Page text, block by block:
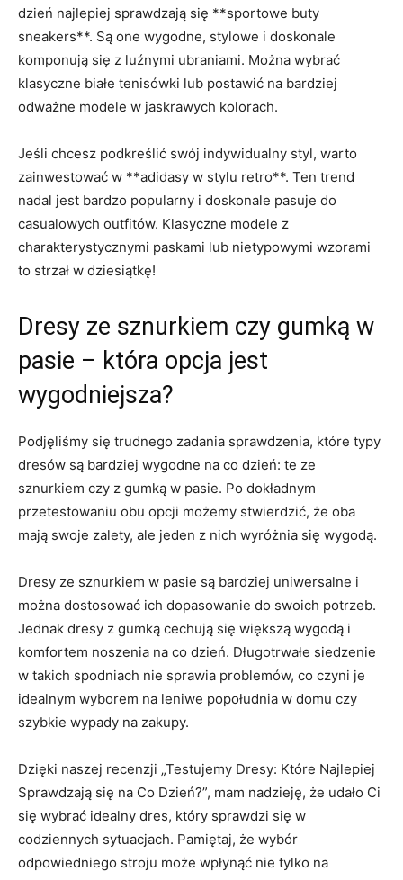
dzień najlepiej sprawdzają się **sportowe buty‍
sneakers**. Są ‍one wygodne, stylowe i doskonale⁤
komponują ‌się z ‌luźnymi ubraniami. Można wybrać
klasyczne‍ białe‍ tenisówki⁢ lub⁣ postawić na bardziej
odważne modele⁢ w jaskrawych⁢ kolorach.
Jeśli⁣ chcesz podkreślić swój indywidualny ​styl, warto
zainwestować w **adidasy w stylu retro**. Ten trend
nadal ​jest bardzo popularny i doskonale pasuje do
casualowych outfitów. Klasyczne modele z
charakterystycznymi paskami lub nietypowymi wzorami
‍to‌ strzał w dziesiątkę!
Dresy ze sznurkiem⁤ czy ⁤gumką w
⁤pasie ⁢– która opcja jest
wygodniejsza?
Podjęliśmy się⁤ trudnego⁢ zadania sprawdzenia, które typy
dresów są bardziej wygodne na co dzień:⁢ te ze
sznurkiem czy z gumką​ w pasie. Po dokładnym
przetestowaniu obu‌ opcji możemy stwierdzić, że oba⁤
mają swoje zalety, ale jeden⁤ z ⁣nich wyróżnia się wygodą.
Dresy ze sznurkiem‌ w pasie są⁤ bardziej uniwersalne i⁢
można‌ dostosować ⁢ich dopasowanie do swoich potrzeb.
Jednak dresy z gumką cechują się większą wygodą i
komfortem noszenia na co⁢ dzień. Długotrwałe siedzenie
w takich spodniach nie​ sprawia problemów, co czyni je
idealnym wyborem na leniwe popołudnia ‌w domu czy
szybkie wypady na ‌zakupy.
Dzięki naszej recenzji „Testujemy Dresy: Które Najlepiej ​
Sprawdzają się na Co ‌Dzień?”, mam nadzieję, że udało Ci
się wybrać​ idealny dres, który sprawdzi się w‌
codziennych sytuacjach. Pamiętaj, że wybór
‌odpowiedniego stroju może⁢ wpłynąć nie tylko⁤ na